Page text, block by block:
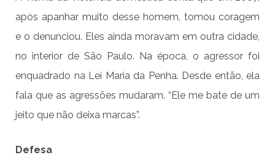
após apanhar muito desse homem, tomou coragem
e o denunciou. Eles ainda moravam em outra cidade,
no interior de São Paulo. Na época, o agressor foi
enquadrado na Lei Maria da Penha. Desde então, ela
fala que as agressões mudaram. “Ele me bate de um
jeito que não deixa marcas”.
Defesa